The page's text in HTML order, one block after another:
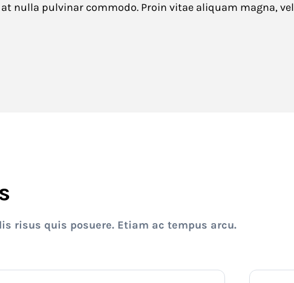
nulla pulvinar commodo. Proin vitae aliquam magna, vel
risus quis posuere. Etiam ac tempus arcu.